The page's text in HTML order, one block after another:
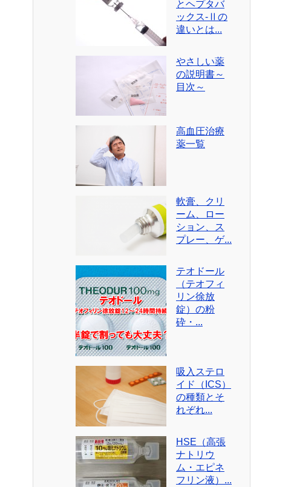
とヘプタバ
ックス-Ⅱの
違いとは...
やさしい薬
の説明書～
目次～
高血圧治療
薬一覧
軟膏、クリ
ーム、ロー
ション、ス
プレー、ゲ...
テオドール
（テオフィ
リン徐放
錠）の粉
砕・...
吸入ステロ
イド（ICS）
の種類とそ
れぞれ...
HSE（高張
ナトリウ
ム・エピネ
フリン液）...